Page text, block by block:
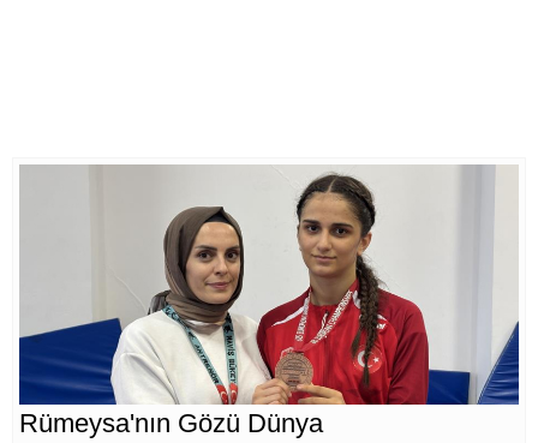
Rümeysa'nın Gözü Dünya